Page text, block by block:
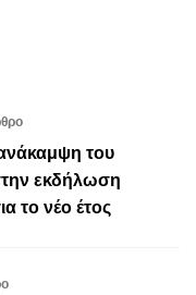
ανάκαμψη του
εκδήλωση
το νέο έτος